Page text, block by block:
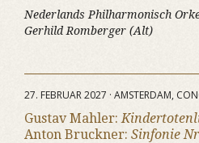
Nederlands Philharmonisch
Gerhild Romberger (Alt)
27. FEBRUAR 2027 · AMSTERDAM,
Gustav Mahler:
Anton Bruckner: Sinfonie